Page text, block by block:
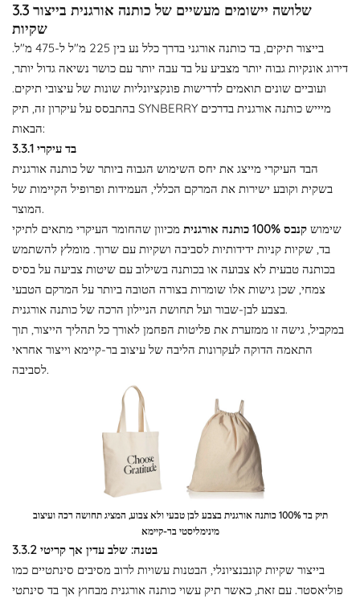
3.3 שלושה יישומים מעשיים של כותנה אורגנית בייצור
שקיות
בייצור תיקים, בד כותנה אורגני בדרך כלל נע בין 225 מ"ל ל-475 מ"ל.
דירוג אונקיות גבוה יותר מצביע על בד עבה יותר עם כושר נשיאה גדול יותר,
ועוביים שונים תואמים לדרישות פונקציונליות שונות של עיצובי תיקים.
בהתבסס על עיקרון זה, תיק SYNBERRY מיייש כותנה אורגנית בדרכים
הבאות:
3.3.1 בד עיקרי
הבד העיקרי מייצג את יחס השימוש הגבוה ביותר של כותנה אורגנית
בשקית וקובע ישירות את המרקם הכללי, העמידות ופרופיל הקיימות של
המוצר.
שימוש קנבס 100% כותנה אורגנית
מכיוון שהחומר העיקרי מתאים לתיקי
בד, שקיות קניות ידידותיות לסביבה ושקיות עם שרוך. מומלץ להשתמש
בכותנה טבעית לא צבועה או בכותנה בשילוב עם שיטות צביעה על בסיס
צמחי, שכן גישות אלו שומרות בצורה הטובה ביותר על המרקם הטבעי
בצבע לבן-שבור ועל תחושת הניילון הרכה של כותנה אורגנית.
במקביל, גישה זו ממזערת את פליטות הפחמן לאורך כל תהליך הייצור, תוך
התאמה הדוקה לעקרונות הליבה של עיצוב בר-קיימא וייצור אחראי
לסביבה.
תיק בד 100% כותנה אורגנית בצבע לבן טבעי ולא צבוע, המציג תחושה רכה ועיצוב
מינימליסטי בר-קיימא
3.3.2 בטנה: שלב עדין אך קריטי
בייצור שקיות קונבנציונלי, הבטנות עשויות לרוב מסיבים סינתטיים כמו
פוליאסטר. עם זאת, כאשר תיק עשוי כותנה אורגנית מבחוץ אך בד סינתטי